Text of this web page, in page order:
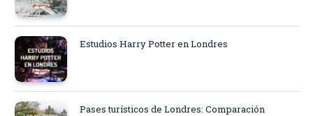
Estudios Harry Potter en Londres
Pases turísticos de Londres: Comparación